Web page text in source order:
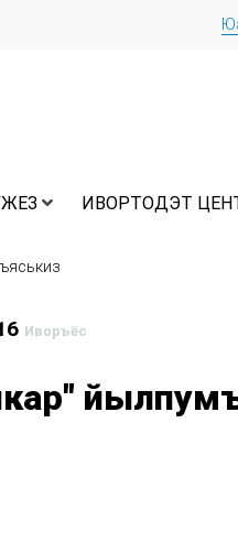
ИВОРТОДЭТ
Иворъёс